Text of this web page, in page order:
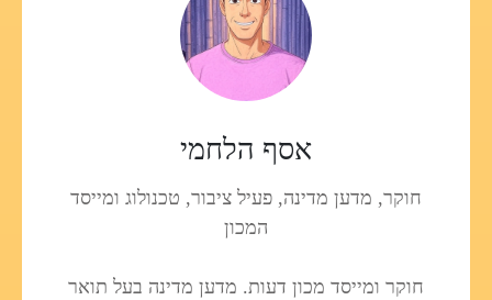
אסף הלחמי
חוקר, מדען מדינה, פעיל ציבור, טכנולוג ומייסד
המכון
חוקר ומייסד מכון דעות. מדען מדינה בעל תואר